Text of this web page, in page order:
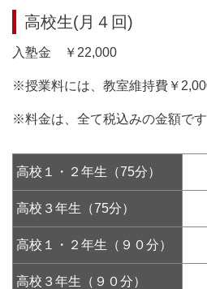
高校生(月４回)
入塾金 ￥22,000
※授業料には、教室維持費￥
※料金は、全て税込みの金額です
高校１・２年生（75分）
高校３年生（75分）
高校１・２年生（９０分）
高校３年生（９０分）